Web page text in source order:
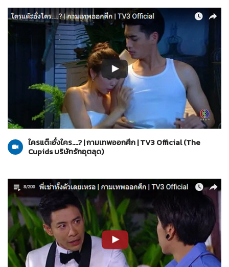
29-03-2560
The Cupids บริษัทรักอุตลุด
ใครแต๊ะอั๋งใคร....? | กามเทพออกศึก | TV3 Official (The
Cupids บริษัทรักอุตลุด)